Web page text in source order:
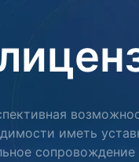
иметь
сопровождение